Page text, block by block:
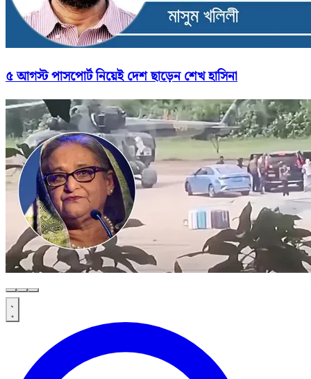
৫ আগস্ট পাসপোর্ট নিয়েই দেশ ছাড়েন শেখ হাসিনা